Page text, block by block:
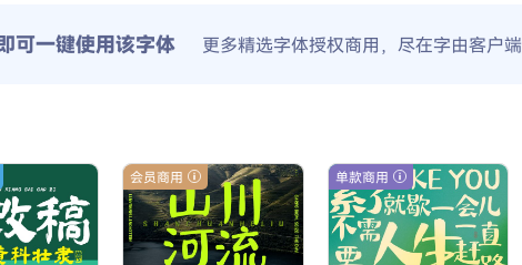
可一键使用该字体 更多精选字体授权商用，尽在字由客户端
会员商用 单款商用